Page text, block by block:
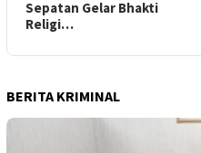
Sepatan Gelar Bhakti
Religi…
BERITA KRIMINAL